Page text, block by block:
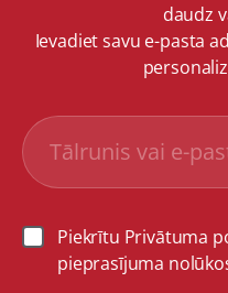
daudz
Ievadiet savu e-pasta
Piekrītu Privātuma
pieprasījuma